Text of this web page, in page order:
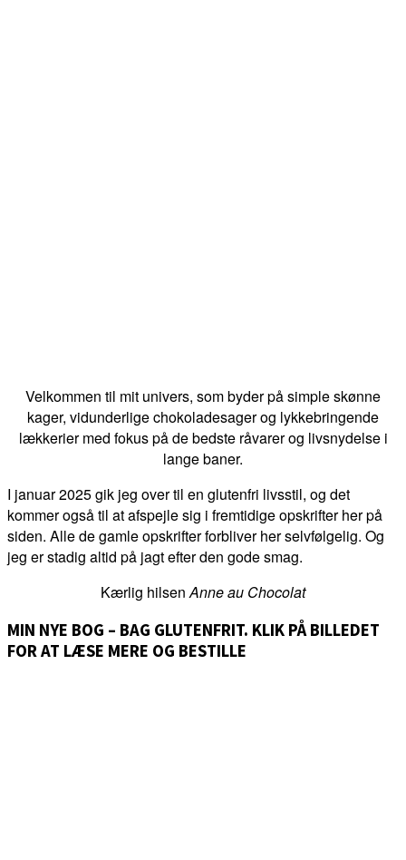
Velkommen til mit univers, som byder på simple skønne
kager, vidunderlige chokoladesager og lykkebringende
lækkerier med fokus på de bedste råvarer og livsnydelse i
lange baner.
I januar 2025 gik jeg over til en glutenfri livsstil, og det
kommer også til at afspejle sig i fremtidige opskrifter her på
siden. Alle de gamle opskrifter forbliver her selvfølgelig. Og
jeg er stadig altid på jagt efter den gode smag.
Kærlig hilsenAnne au Chocolat
MIN NYE BOG – BAG GLUTENFRIT. KLIK PÅ BILLEDET
FOR AT LÆSE MERE OG BESTILLE